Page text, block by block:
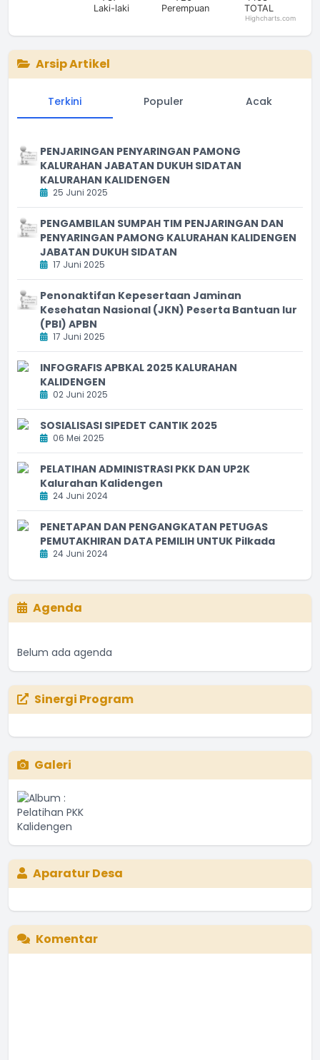
Laki-laki
Perempuan
TOTAL
Highcharts.com
Arsip Artikel
Terkini Populer Acak
PENJARINGAN PENYARINGAN PAMONG
KALURAHAN JABATAN DUKUH SIDATAN
KALURAHAN KALIDENGEN
25 Juni 2025
PENGAMBILAN SUMPAH TIM PENJARINGAN DAN
PENYARINGAN PAMONG KALURAHAN KALIDENGEN
JABATAN DUKUH SIDATAN
17 Juni 2025
Penonaktifan Kepesertaan Jaminan
Kesehatan Nasional (JKN) Peserta Bantuan Iur
(PBI) APBN
17 Juni 2025
INFOGRAFIS APBKAL 2025 KALURAHAN
KALIDENGEN
02 Juni 2025
SOSIALISASI SIPEDET CANTIK 2025
06 Mei 2025
PELATIHAN ADMINISTRASI PKK DAN UP2K
Kalurahan Kalidengen
24 Juni 2024
PENETAPAN DAN PENGANGKATAN PETUGAS
PEMUTAKHIRAN DATA PEMILIH UNTUK Pilkada
24 Juni 2024
Agenda
Belum ada agenda
Sinergi Program
Galeri
Aparatur Desa
Komentar